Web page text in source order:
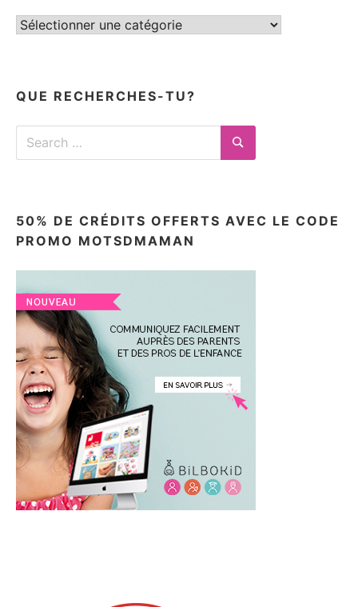
Tous
QUE RECHERCHES-TU?
Search
Search
50% DE CRÉDITS OFFERTS AVEC LE CODE
PROMO MOTSDMAMAN